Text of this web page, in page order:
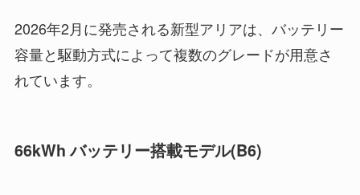
2026年2月に発売される新型アリアは、バッテリー
容量と駆動方式によって複数のグレードが用意さ
れています。
66kWh バッテリー搭載モデル(B6)